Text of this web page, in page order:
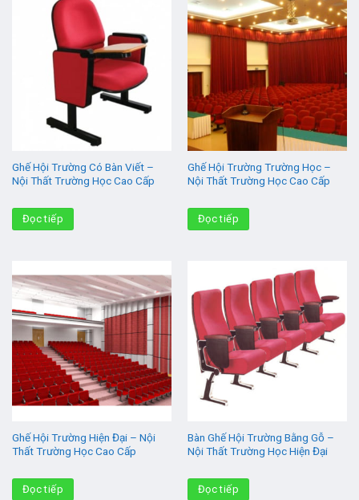
Ghế Hội Trường Có Bàn Viết –
Nội Thất Trường Học Cao Cấp
Đọc tiếp
Ghế Hội Trường Trường Học –
Nội Thất Trường Học Cao Cấp
Đọc tiếp
Ghế Hội Trường Hiện Đại – Nội
Thất Trường Học Cao Cấp
Đọc tiếp
Bàn Ghế Hội Trường Bằng Gỗ –
Nội Thất Trường Học Hiện Đại
Đọc tiếp